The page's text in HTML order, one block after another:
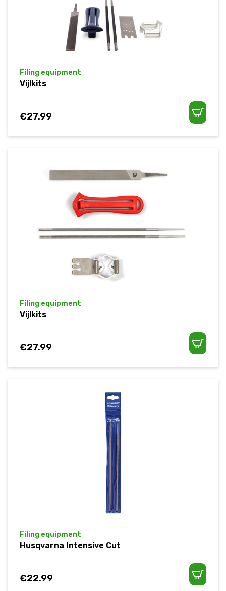
Filing equipment
Vijlkits
€27.99
Filing equipment
Vijlkits
€27.99
Filing equipment
Husqvarna Intensive Cut
€22.99